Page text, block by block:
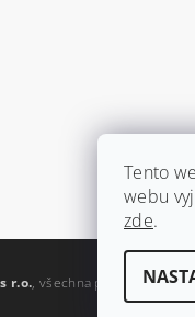
r.o., všechna práva
Tento
webu
zde.